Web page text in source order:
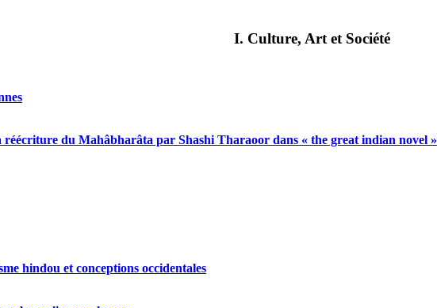
I. Culture, Art et Société
du Mahâbharâta par Shashi Tharaoor dans « the great indian novel »
hindou et conceptions occidentales